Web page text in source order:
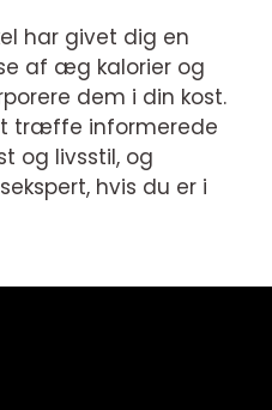
har givet dig en
af æg kalorier og
dem i din kost.
træffe informerede
og livsstil, og
hvis du er i